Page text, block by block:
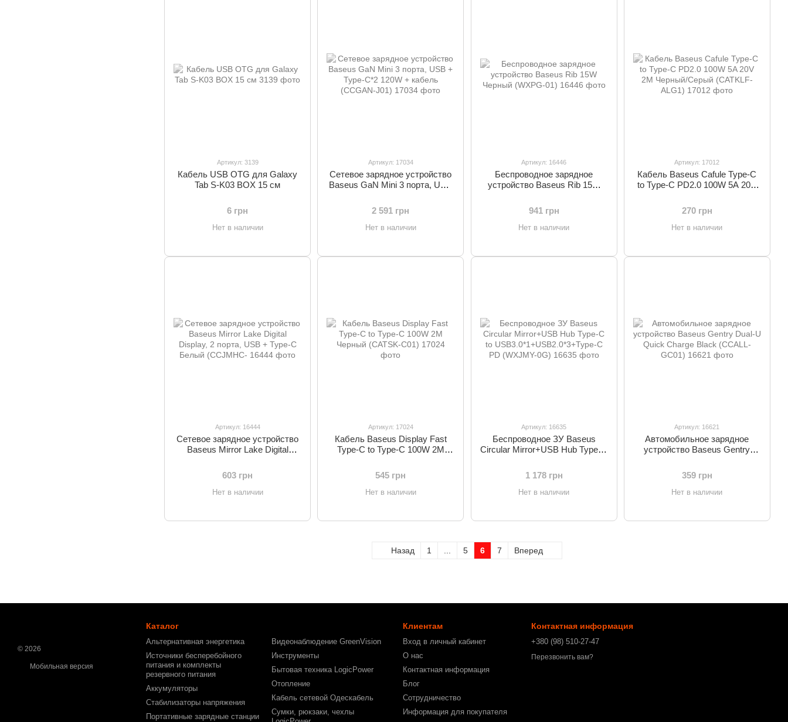
Артикул: 3139
Кабель USB OTG для Galaxy
Tab S-K03 BOX 15 см
6 грн
Нет в наличии
Артикул: 17034
Сетевое зарядное устройство
Baseus GaN Mini 3 порта, USB
(CCGAN-J01)
2 591 грн
Нет в наличии
Артикул: 16446
Беспроводное зарядное
устройство Baseus Rib 15W
941 грн
Нет в наличии
Артикул: 17012
Кабель Baseus Cafule Type-C
to Type-C PD2.0 100W 5A 20V
ALG1)
270 грн
Нет в наличии
Артикул: 16444
Сетевое зарядное устройство
Baseus Mirror Lake Digital
Белый (CCJMHC-
603 грн
Нет в наличии
Артикул: 17024
Кабель Baseus Display Fast
Type-C to Type-C 100W 2M
545 грн
Нет в наличии
Артикул: 16635
Беспроводное ЗУ Baseus
Circular Mirror+USB Hub Type-C
PD (WXJMY-0G)
1 178 грн
Нет в наличии
Артикул: 16621
Автомобильное зарядное
устройство Baseus Gentry
(CCALL-GC01)
359 грн
Нет в наличии
Назад 1 5 6 7 Вперед
© 2026
Мобильная версия
Каталог
Альтернативная энергетика
Источники бесперебойного
питания и комплекты
резервного питания
Аккумуляторы
Стабилизаторы напряжения
Портативные зарядные станции
Видеонаблюдение GreenVision
Инструменты
Бытовая техника LogicPower
Отопление
Кабель сетевой Одескабель
Сумки, рюкзаки, чехлы
Клиентам
Вход в личный кабинет
О нас
Контактная информация
Блог
Сотрудничество
Информация для покупателя
Контактная информация
+380 (98) 510-27-47
Перезвонить вам?